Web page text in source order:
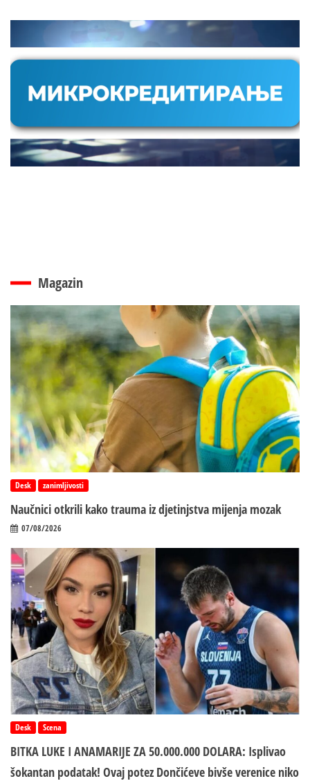
Magazin
Desk zanimljivosti
Naučnici otkrili kako trauma iz d‌jetinjstva mijenja mozak
07/08/2026
Desk Scena
BITKA LUKE I ANAMARIJE ZA 50.000.000 DOLARA: Isplivao
šokantan podatak! Ovaj potez Dončićeve bivše verenice niko